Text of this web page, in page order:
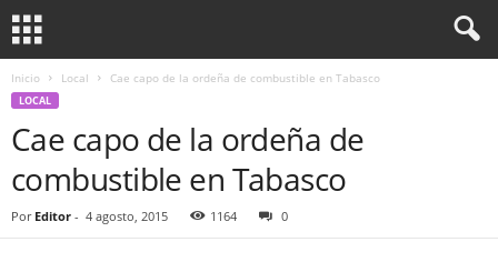
Inicio Local Cae capo de la ordeña de combustible en Tabasco
LOCAL
Cae capo de la ordeña de
combustible en Tabasco
Por Editor - 4 agosto, 2015 1164 0